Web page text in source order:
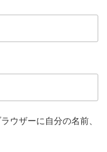
ウザーに自分の名前、